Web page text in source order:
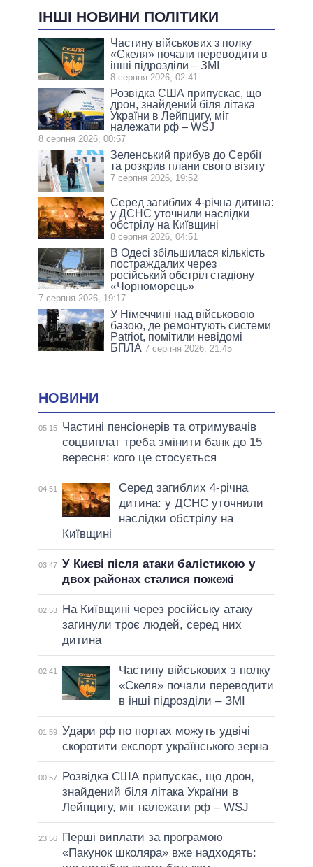
ІНШІ НОВИНИ ПОЛІТИКИ
Частину військових з полку
«Скеля» почали переводити в
інші підрозділи – ЗМІ
8 серпня 2026, 02:41
Розвідка США припускає, що
дрон, знайдений біля літака
України в Лейпцигу, міг
належати рф – WSJ
8 серпня 2026, 00:57
Зеленський прибув до Сербії
та розкрив плани свого візиту
7 серпня 2026, 19:52
Серед загиблих 4-річна дитина:
у ДСНС уточнили наслідки
обстрілу на Київщині
8 серпня 2026, 04:51
В Одесі збільшилася кількість
постраждалих через
російський обстріл стадіону
«Чорноморець»
7 серпня 2026, 19:17
У Німеччині над військовою
базою, де ремонтують системи
Patriot, помітили невідомі
БПЛА 7 серпня 2026, 21:45
НОВИНИ
05:15
Частині пенсіонерів та отримувачів
соцвиплат треба змінити банк до 15
вересня: кого це стосується
04:51
Серед загиблих 4-річна
дитина: у ДСНС уточнили
наслідки обстрілу на
Київщині
03:47 У Києві після атаки балістикою у
двох районах сталися пожежі
02:53
На Київщині через російську атаку
загинули троє людей, серед них
дитина
02:41
Частину військових з полку
«Скеля» почали переводити
в інші підрозділи – ЗМІ
01:59 Удари рф по портах можуть удвічі
скоротити експорт українського зерна
00:57
Розвідка США припускає, що дрон,
знайдений біля літака України в
Лейпцигу, міг належати рф – WSJ
23:56
Перші виплати за програмою
«Пакунок школяра» вже надходять: